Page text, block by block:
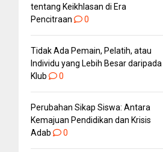
tentang Keikhlasan di Era
Pencitraan
0
Tidak Ada Pemain, Pelatih, atau
Individu yang Lebih Besar daripada
Klub
0
Perubahan Sikap Siswa: Antara
Kemajuan Pendidikan dan Krisis
Adab
0